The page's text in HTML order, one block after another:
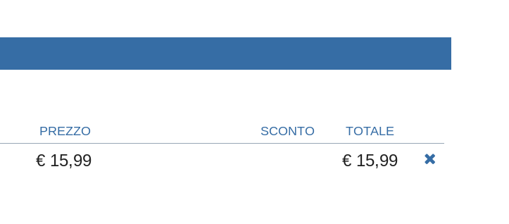
PREZZO SCONTO TOTALE
€ 15,99 € 15,99